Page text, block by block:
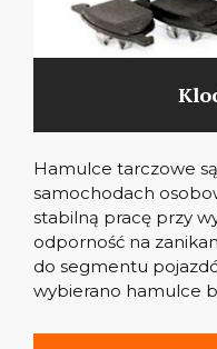
Hamulce tarczowe
samochodach
stabilną pracę przy
odporność na
do segmentu
wybierano hamulce